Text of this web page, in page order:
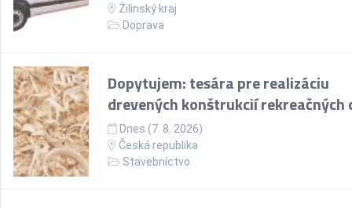
Žilinský kraj
Doprava
Dopytujem: tesára pre realizáciu
drevených konštrukcií rekreačných
Dnes (7. 8. 2026)
Česká republika
Stavebníctvo